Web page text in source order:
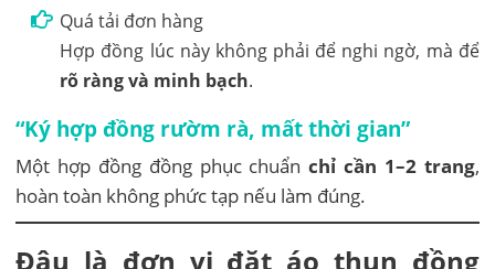
Quá tải đơn hàng
Hợp đồng lúc này không phải để nghi ngờ, mà để
rõ ràng và minh bạch.
“Ký hợp đồng rườm rà, mất thời gian”
Một hợp đồng đồng phục chuẩnchỉ cần 1–2 trang,
hoàn toàn không phức tạp nếu làm đúng.
Đâu là đơn vị đặt áo thun đồng